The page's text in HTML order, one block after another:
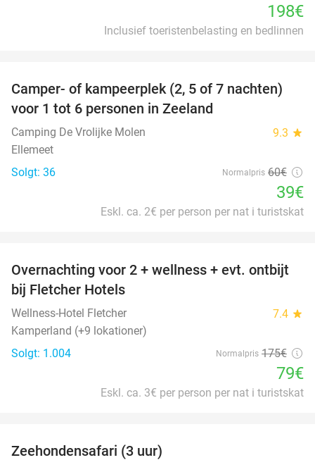
198€
Inclusief toeristenbelasting en bedlinnen
35%
Camper- of kampeerplek (2, 5 of 7 nachten)
voor 1 tot 6 personen in Zeeland
Camping De Vrolijke Molen 9.3 star
Ellemeet
Solgt: 36
Normalpris 60€
39€
Eskl. ca. 2€ per person per nat i turistskat
55%
Overnachting voor 2 + wellness + evt. ontbijt
bij Fletcher Hotels
Wellness-Hotel Fletcher 7.4 star
Kamperland (+9 lokationer)
Solgt: 1.004
Normalpris 175€
79€
Eskl. ca. 3€ per person per nat i turistskat
Zeehondensafari (3 uur)